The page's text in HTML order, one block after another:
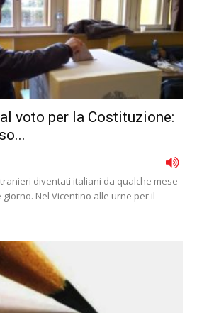
voto per la Costituzione:
diventati italiani da qualche mese
Nel Vicentino alle urne per il